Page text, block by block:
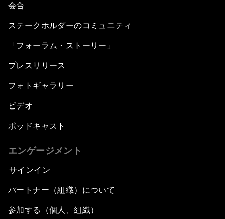
会合
ステークホルダーのコミュニティ
「フォーラム・ストーリー」
プレスリリース
フォトギャラリー
ビデオ
ポッドキャスト
エンゲージメント
サインイン
パートナー（組織）について
参加する（個人、組織）